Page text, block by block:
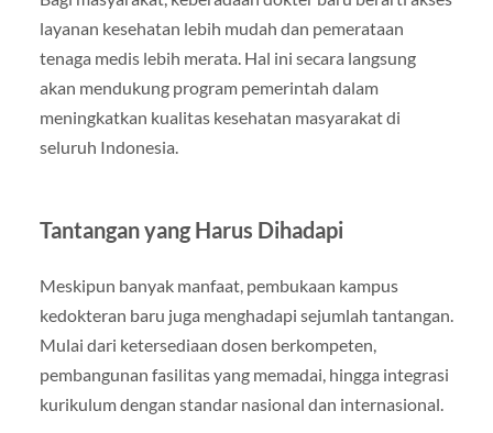
layanan kesehatan lebih mudah dan pemerataan
tenaga medis lebih merata. Hal ini secara langsung
akan mendukung program pemerintah dalam
meningkatkan kualitas kesehatan masyarakat di
seluruh Indonesia.
Tantangan yang Harus Dihadapi
Meskipun banyak manfaat, pembukaan kampus
kedokteran baru juga menghadapi sejumlah tantangan.
Mulai dari ketersediaan dosen berkompeten,
pembangunan fasilitas yang memadai, hingga integrasi
kurikulum dengan standar nasional dan internasional.